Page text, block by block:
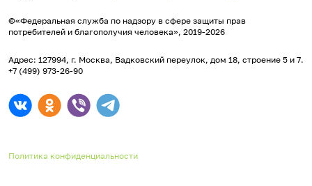
©«Федеральная служба по надзору в сфере защиты прав
потребителей и благополучия человека», 2019-2026
Адрес: 127994, г. Москва, Вадковский переулок, дом 18, строение 5 и 7.
+7 (499) 973-26-90
Политика конфиденциальности